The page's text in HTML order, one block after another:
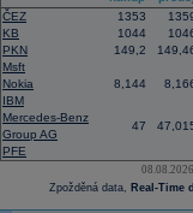
ČEZ
1353
KB
1044
PKN
149,2
Msft
Nokia
8,144
IBM
Mercedes-Benz
Group AG
47
PFE
Zpožděná data, Real-Time